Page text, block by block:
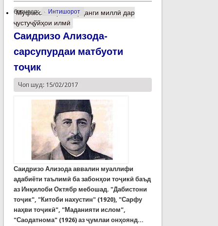
барчасп: Интишорот
Муфассалтаро Фарҳанги миллӣ дар
ҷустуҷўйҳои илмӣ
Саидризо Ализода-
сарсупурдаи матбуоти
тоҷик
Чоп шуд: 15/02/2017
Саидризо Ализода аввалин муаллифи
адабиёти таълимӣ ба забонҳои тоҷикӣ баъд
аз Инқилоби Октябр мебошад. "Дабистони
тоҷик", "Китоби нахустин" (1920), "Сарфу
наҳви тоҷикӣ", "Маданияти ислом",
"Саодатнома" (1926) аз ҷумлаи онҳоянд...